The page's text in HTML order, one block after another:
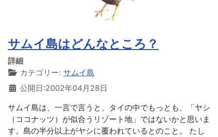
サムイ島はどんなところ？
詳細
カテゴリー: サムイ島
公開日:2002年04月28日
サムイ島は、一言で言うと、タイの中でもっとも、「ヤシ
（ココナッツ）が似合うリゾート地」ではないかと思いま
す。島の半分以上がヤシに覆われているとのこと。 たし